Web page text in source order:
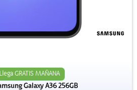
GRATIS MAÑANA
Galaxy A36 256GB